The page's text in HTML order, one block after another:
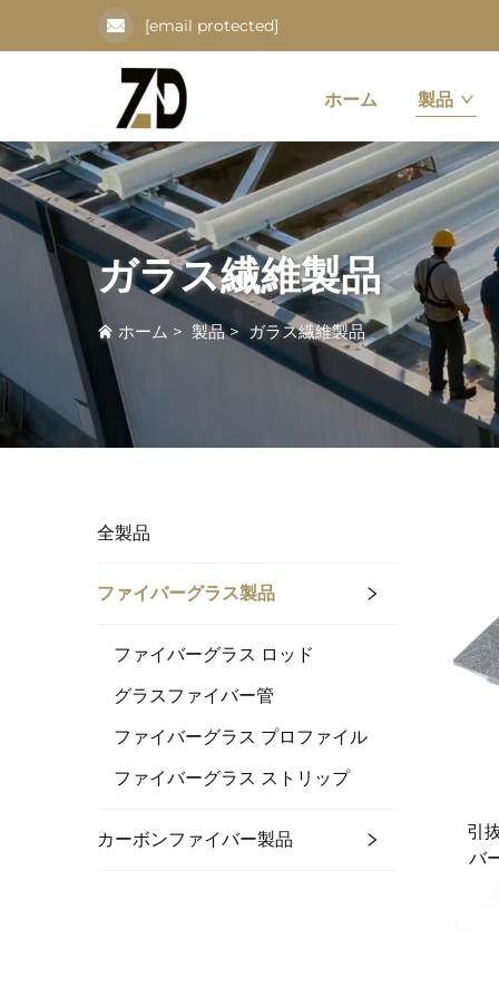
[email protected]
ホーム 製品
ガラス繊維製品
ホーム > 製品>ガラス繊維製品
全製品
ファイバーグラス製品
ファイバーグラス ロッド
グラスファイバー管
ファイバーグラス プロファイル
ファイバーグラス ストリップ
カーボンファイバー製品
引
バ